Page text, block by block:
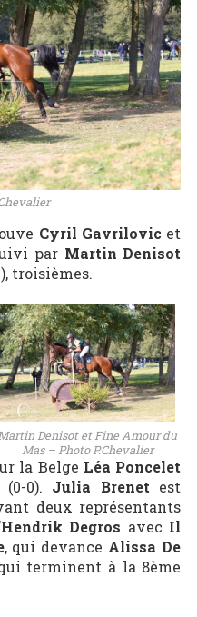
Cyril Gavrilovic et
par Martin Denisot
troisièmes.
Martin Denisot et Fine Amour du
Mas – Photo P.Chevalier
la Belge Léa Poncelet
(0-0). Julia Brenet est
deux représentants
Hendrik Degros avec Il
, qui devance Alissa De
terminent à la 8ème